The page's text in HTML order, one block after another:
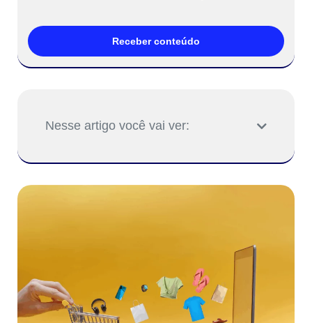
Receber conteúdo
Nesse artigo você vai ver: